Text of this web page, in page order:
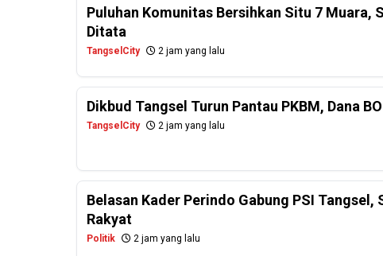
Puluhan Komunitas Bersihkan Situ 7 Muara,
Ditata
TangselCity 2 jam yang lalu
Dikbud Tangsel Turun Pantau PKBM, Dana
TangselCity 2 jam yang lalu
Belasan Kader Perindo Gabung PSI Tangsel,
Rakyat
Politik 2 jam yang lalu